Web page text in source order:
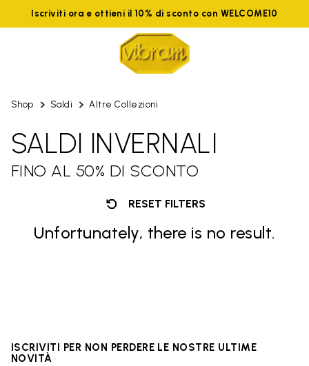
Iscriviti ora e ottieni il 10% di sconto con WELCOME10
Shop Saldi Altre Collezioni
SALDI INVERNALI
FINO AL 50% DI SCONTO
RESET FILTERS
Unfortunately, there is no result.
ISCRIVITI PER NON PERDERE LE NOSTRE ULTIME
NOVITÀ